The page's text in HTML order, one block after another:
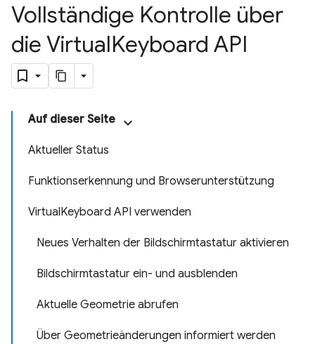
Vollständige Kontrolle über
die VirtualKeyboard API
Auf dieser Seite
Aktueller Status
Funktionserkennung und Browserunterstützung
VirtualKeyboard API verwenden
Neues Verhalten der Bildschirmtastatur aktivieren
Bildschirmtastatur ein- und ausblenden
Aktuelle Geometrie abrufen
Über Geometrieänderungen informiert werden